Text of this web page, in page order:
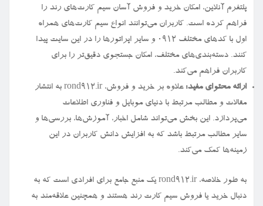
پلتفرم آنلاین، امکان خرید و فروش آسان سیم کارت‌های رند را
فراهم کرده است. کاربران می‌توانند انواع سیم کارت‌های همراه
اول با کدهای مختلف ۰۹۱۲ و سایر اپراتورها را در این سایت پیدا
کنند. دسته‌بندی‌های مختلف، امکان جستجوی دقیق‌تر را برای
کاربران فراهم می‌کند.
ارائه محتوای مفید:
علاوه بر خرید و فروش، rond912.ir به انتشار
مقالات و مطالب مرتبط با دنیای موبایل و فناوری اطلاعات
می‌پردازد. این بخش می‌تواند شامل اخبار، آموزش‌ها، بررسی‌ها و
سایر مطالب مرتبط باشد که به افزایش دانش کاربران در این
زمینه‌ها کمک می‌کند.
به طور خلاصه، rond912.ir یک منبع جامع برای افرادی است که به
دنبال خرید یا فروش سیم کارت رند هستند و همچنین علاقه‌مند به